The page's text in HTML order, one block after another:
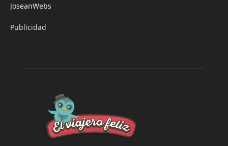
JoseanWebs
Publicidad